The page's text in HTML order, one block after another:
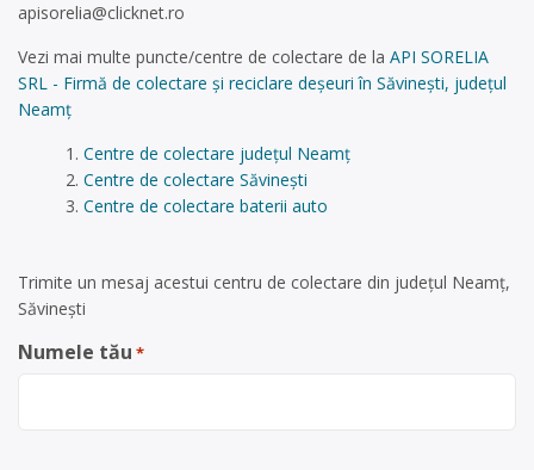
apisorelia@clicknet.ro
Vezi mai multe puncte/centre de colectare de la API SORELIA
SRL - Firmă de colectare și reciclare deșeuri în Săvinești, județul
Neamț
Centre de colectare județul Neamț
Centre de colectare Săvinești
Centre de colectare baterii auto
Trimite un mesaj acestui centru de colectare din județul Neamț,
Săvinești
Numele tău *